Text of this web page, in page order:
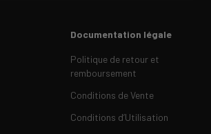
Documentation légale
Politique de retour et
remboursement
Conditions de Vente
Conditions d’Utilisation